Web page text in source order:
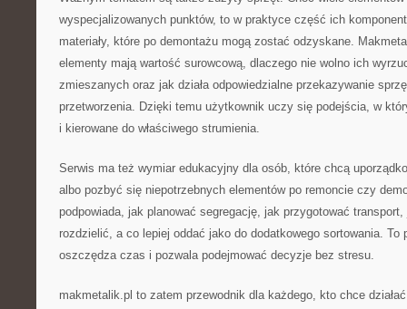
wyspecjalizowanych punktów, to w praktyce część ich
materiały, które po demontażu mogą zostać odzyskane.
elementy mają wartość surowcową, dlaczego nie wolno ich
zmieszanych oraz jak działa odpowiedzialne przekazywanie
przetworzenia. Dzięki temu użytkownik uczy się podejścia, w
i kierowane do właściwego strumienia.
Serwis ma też wymiar edukacyjny dla osób, które chcą
albo pozbyć się niepotrzebnych elementów po remoncie czy
podpowiada, jak planować segregację, jak przygotować
rozdzielić, a co lepiej oddać jako do dodatkowego sortowania. To
oszczędza czas i pozwala podejmować decyzje bez stresu.
makmetalik.pl to zatem przewodnik dla każdego, kto chce